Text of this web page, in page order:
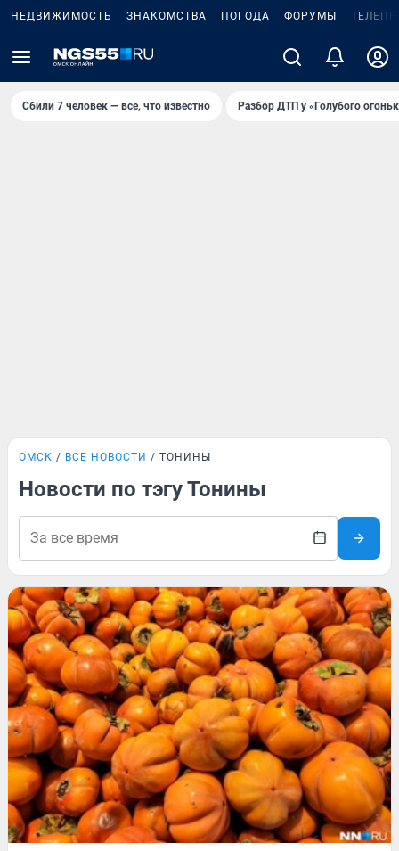
НЕДВИЖИМОСТЬ ЗНАКОМСТВА ПОГОДА ФОРУМЫ
Сбили 7 человек — все, что известно Разбор ДТП у «Голубого
ОМСК ВСЕ НОВОСТИ ТОНИНЫ
Новости по тэгу Тонины